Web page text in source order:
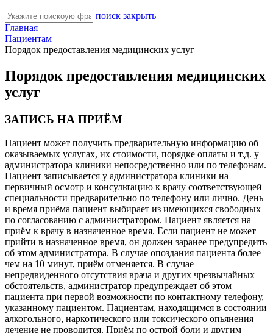
поиск закрыть
Главная
Пациентам
Порядок предоставления медицинских услуг
Порядок предоставления медицинских
услуг
ЗАПИСЬ НА ПРИЁМ
Пациент может получить предварительную информацию об
оказываемых услугах, их стоимости, порядке оплаты и т.д. у
администратора клиники непосредственно или по телефонам.
Пациент записывается у администратора клиники на
первичный осмотр и консультацию к врачу соответствующей
специальности предварительно по телефону или лично. День
и время приёма пациент выбирает из имеющихся свободных
по согласованию с администратором. Пациент является на
приём к врачу в назначенное время. Если пациент не может
прийти в назначенное время, он должен заранее предупредить
об этом администратора. В случае опоздания пациента более
чем на 10 минут, приём отменяется. В случае
непредвиденного отсутствия врача и других чрезвычайных
обстоятельств, администратор предупреждает об этом
пациента при первой возможности по контактному телефону,
указанному пациентом. Пациентам, находящимся в состоянии
алкогольного, наркотического или токсического опьянения
лечение не проводится. Приём по острой боли и другим